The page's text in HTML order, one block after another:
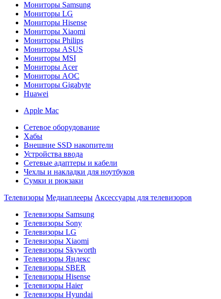
Мониторы Samsung
Мониторы LG
Мониторы Hisense
Мониторы Xiaomi
Мониторы Philips
Мониторы ASUS
Мониторы MSI
Мониторы Acer
Мониторы AOC
Мониторы Gigabyte
Huawei
Apple Mac
Сетевое оборудование
Хабы
Внешние SSD накопители
Устройства ввода
Сетевые адаптеры и кабели
Чехлы и накладки для ноутбуков
Сумки и рюкзаки
Телевизоры Медиаплееры Аксессуары для телевизоров
Телевизоры Samsung
Телевизоры Sony
Телевизоры LG
Телевизоры Xiaomi
Телевизоры Skyworth
Телевизоры Яндекс
Телевизоры SBER
Телевизоры Hisense
Телевизоры Haier
Телевизоры Hyundai